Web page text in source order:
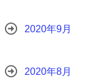
2020年9月
2020年8月